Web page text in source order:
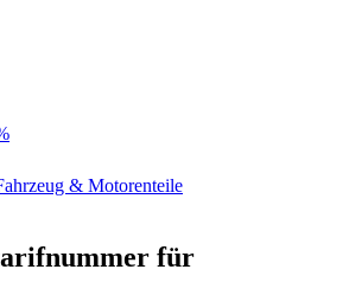
& Motorenteile
für